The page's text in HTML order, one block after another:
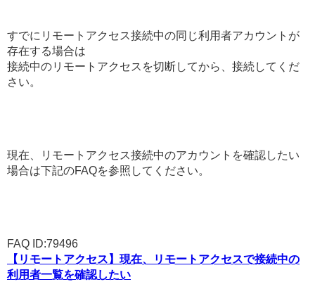
すでにリモートアクセス接続中の同じ利用者アカウントが
存在する場合は
接続中のリモートアクセスを切断してから、接続してくだ
さい。
現在、リモートアクセス接続中のアカウントを確認したい
場合は下記のFAQを参照してください。
FAQ ID:79496
【リモートアクセス】現在、リモートアクセスで接続中の
利用者一覧を確認したい